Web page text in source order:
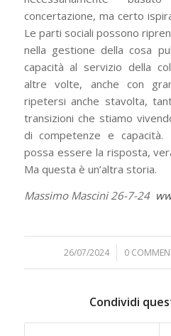
concertazione, ma certo
Le parti sociali possono
nella gestione della cosa
capacità al servizio della
altre volte, anche con
ripetersi anche stavolta,
transizioni che stiamo
di competenze e
possa essere la risposta,
Ma questa è un’altra storia.
Massimo Mascini 26-7-24
26/07/2024
/ 0 /
Condividi